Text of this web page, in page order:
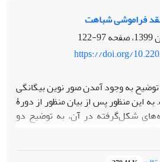
و شفافیت‌گرایی»، «اینستاگرام؛
و «اینستاگرام نمودی از
زندگی» دارد. همچنین نتایج
که اینستاگرام به مثابه فضایی
نئولیبرال بوده و جایگاهی
و اقتصادی در تشکیلات نئولیبرالی
فراموشی شباهت
97-122
https://doi.org/
به وجود آمدن صور نوین بیگانگی
این منظور پس از بیان منظور از دورۀ
شکل‌گرفته در آن، به توضیح دو
پست‌مدرن» پرداخته‌ایم. در نهایت
پست‌مدرن» را شرح داده‌ایم. این
مفهوم «تفاوت» به یکی از